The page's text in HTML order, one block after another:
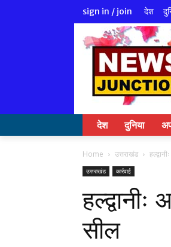
sign in / join देश
देश दुनिया
Home उत्तराखंड
उत्तराखंड कार्रवाई
सील